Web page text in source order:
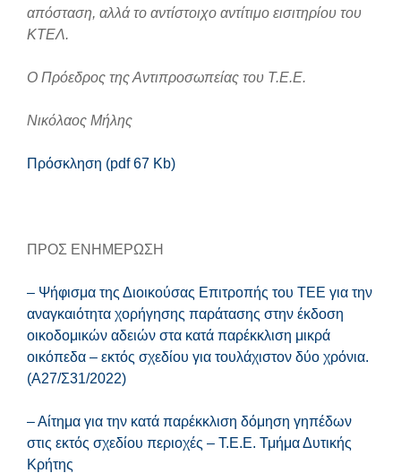
απόσταση, αλλά το αντίστοιχο αντίτιμο εισιτηρίου του
ΚΤΕΛ.
Ο Πρόεδρος της Αντιπροσωπείας του Τ.Ε.Ε.
Νικόλαος Μήλης
Πρόσκληση (pdf 67 Kb)
ΠΡΟΣ ΕΝΗΜΕΡΩΣΗ
– Ψήφισμα της Διοικούσας Επιτροπής του ΤΕΕ για την
αναγκαιότητα χορήγησης παράτασης στην έκδοση
οικοδομικών αδειών στα κατά παρέκκλιση μικρά
οικόπεδα – εκτός σχεδίου για τουλάχιστον δύο χρόνια.
(Α27/Σ31/2022)
– Αίτημα για την κατά παρέκκλιση δόμηση γηπέδων
στις εκτός σχεδίου περιοχές – Τ.Ε.Ε. Τμήμα Δυτικής
Κρήτης